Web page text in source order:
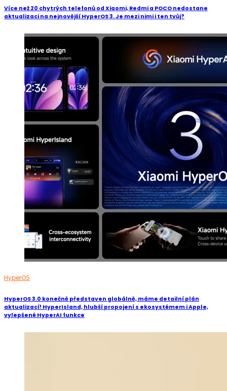
Více než 20 chytrých telefonů od Xiaomi, Redmi a POCO nedostane
aktualizaci na nejnovější HyperOS 3. Je mezi nimi i ten tvůj?
HyperOS
HyperOS 3.0 konečně představen globálně, máme detailní plán
aktualizací! HyperIsland, hlubší propojení s ekosystémem i Apple,
vylepšené HyperAI funkce